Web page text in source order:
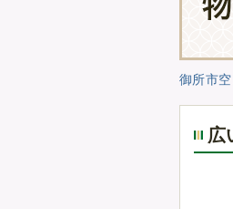
御所市
広